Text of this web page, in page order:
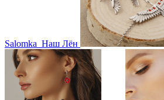
Salomka Наш Лён